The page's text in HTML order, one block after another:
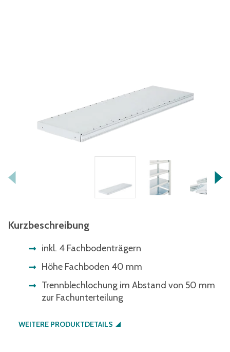
Kurzbeschreibung
inkl. 4 Fachbodenträgern
Höhe Fachboden 40 mm
Trennblechlochung im Abstand von 50 mm
zur Fachunterteilung
WEITERE PRODUKTDETAILS